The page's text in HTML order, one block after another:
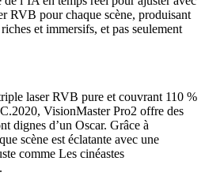
RVB pour chaque scène, produisant
et immersifs, et pas seulement
laser RVB pure et couvrant 110 %
VisionMaster Pro2 offre des
dignes d’un Oscar. Grâce à
scène est éclatante avec une
comme Les cinéastes